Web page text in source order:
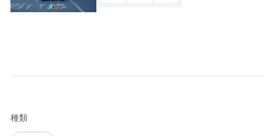
種類